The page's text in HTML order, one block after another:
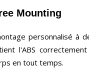
Mounting
personnalisé à
l'ABS
en tout temps.